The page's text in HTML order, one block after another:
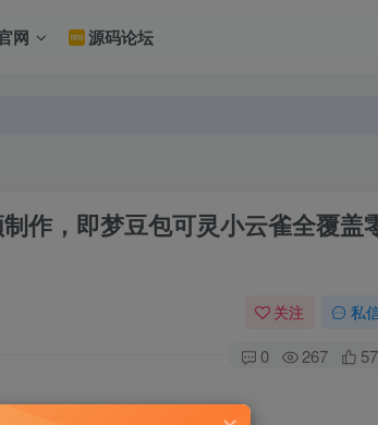
网 源码论坛
作，即梦豆包可灵小云雀全覆盖
关注 私
0 267 57